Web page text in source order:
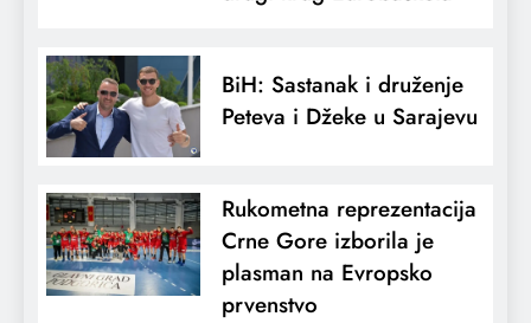
BiH: Sastanak i druženje
Peteva i Džeke u Sarajevu
Rukometna reprezentacija
Crne Gore izborila je
plasman na Evropsko
prvenstvo